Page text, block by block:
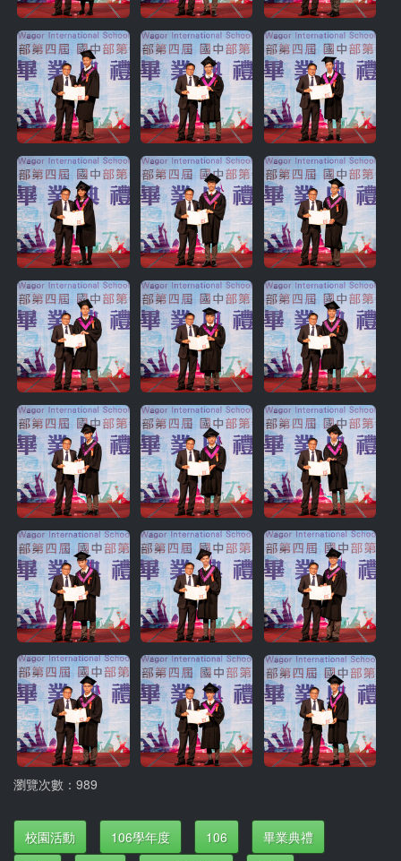
瀏覽次數：989
校園活動 106學年度 106
畢業典禮